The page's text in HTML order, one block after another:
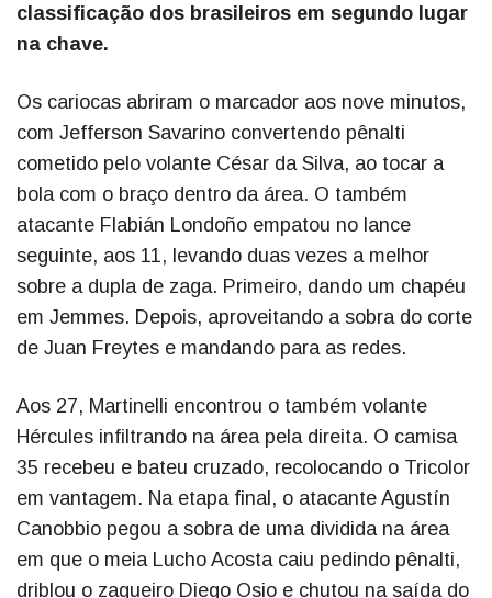
classificação dos brasileiros em segundo lugar
na chave.
Os cariocas abriram o marcador aos nove minutos,
com Jefferson Savarino convertendo pênalti
cometido pelo volante César da Silva, ao tocar a
bola com o braço dentro da área. O também
atacante Flabián Londoño empatou no lance
seguinte, aos 11, levando duas vezes a melhor
sobre a dupla de zaga. Primeiro, dando um chapéu
em Jemmes. Depois, aproveitando a sobra do corte
de Juan Freytes e mandando para as redes.
Aos 27, Martinelli encontrou o também volante
Hércules infiltrando na área pela direita. O camisa
35 recebeu e bateu cruzado, recolocando o Tricolor
em vantagem. Na etapa final, o atacante Agustín
Canobbio pegou a sobra de uma dividida na área
em que o meia Lucho Acosta caiu pedindo pênalti,
driblou o zagueiro Diego Osio e chutou na saída do